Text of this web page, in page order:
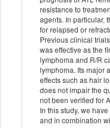
resistance to
agents. In particular,
for relapsed or
Previous clinical
was effective as the
lymphoma and R/R
lymphoma. Its major
effects such as hair
does not impair the
not been verified for
In this study, we
and in combination